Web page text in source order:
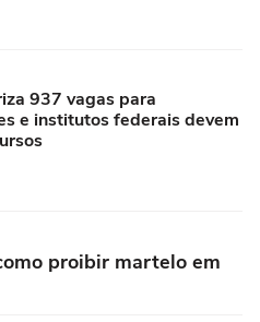
937 vagas para
e institutos federais devem
proibir martelo em